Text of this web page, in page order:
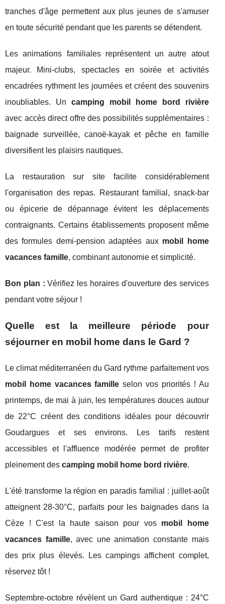
tranches d'âge permettent aux plus jeunes de s'amuser
en toute sécurité pendant que les parents se détendent.
Les animations familiales représentent un autre atout
majeur. Mini-clubs, spectacles en soirée et activités
encadrées rythment les journées et créent des souvenirs
inoubliables. Un camping mobil home bord rivière
avec accès direct offre des possibilités supplémentaires :
baignade surveillée, canoë-kayak et pêche en famille
diversifient les plaisirs nautiques.
La restauration sur site facilite considérablement
l'organisation des repas. Restaurant familial, snack-bar
ou épicerie de dépannage évitent les déplacements
contraignants. Certains établissements proposent même
des formules demi-pension adaptées aux mobil home
vacances famille, combinant autonomie et simplicité.
Bon plan : Vérifiez les horaires d'ouverture des services
pendant votre séjour !
Quelle est la meilleure période pour
séjourner en mobil home dans le Gard ?
Le climat méditerranéen du Gard rythme parfaitement vos
mobil home vacances famille selon vos priorités ! Au
printemps, de mai à juin, les températures douces autour
de 22°C créent des conditions idéales pour découvrir
Goudargues et ses environs. Les tarifs restent
accessibles et l'affluence modérée permet de profiter
pleinement des camping mobil home bord rivière.
L'été transforme la région en paradis familial : juillet-août
atteignent 28-30°C, parfaits pour les baignades dans la
Cèze ! C'est la haute saison pour vos mobil home
vacances famille, avec une animation constante mais
des prix plus élevés. Les campings affichent complet,
réservez tôt !
Septembre-octobre révèlent un Gard authentique : 24°C